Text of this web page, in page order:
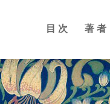
目次 著者